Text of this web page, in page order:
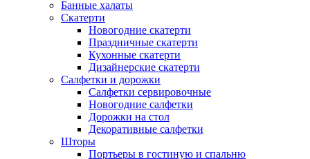
Банные халаты
Скатерти
Новогодние скатерти
Праздничные скатерти
Кухонные скатерти
Дизайнерские скатерти
Салфетки и дорожки
Салфетки сервировочные
Новогодние салфетки
Дорожки на стол
Декоративные салфетки
Шторы
Портьеры в гостиную и спальню